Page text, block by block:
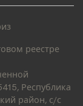
реестре
Республика
район, с/с